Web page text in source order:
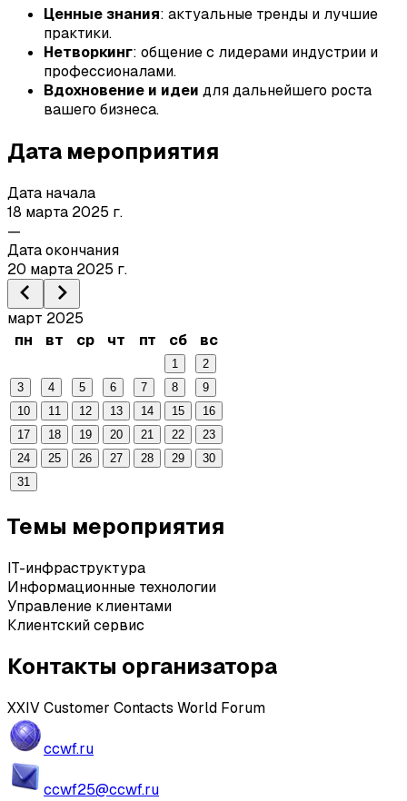
Ценные знания: актуальные тренды и лучшие
практики.
Нетворкинг: общение с лидерами индустрии и
профессионалами.
Вдохновение и идеи для дальнейшего роста
вашего бизнеса.
Дата мероприятия
Дата начала
18 марта 2025 г.
—
Дата окончания
20 марта 2025 г.
март 2025
пн
вт ср чт пт сб вс
1
2
3
4 5 6 7 8
9
10
11 12 13 14 15
16
17
18 19 20 21 22
23
24
25 26 27 28 29
30
31
Темы мероприятия
IT-инфраструктура
Информационные технологии
Управление клиентами
Клиентский сервис
Контакты организатора
XXIV Customer Contacts World Forum
ccwf.ru
ccwf25@ccwf.ru